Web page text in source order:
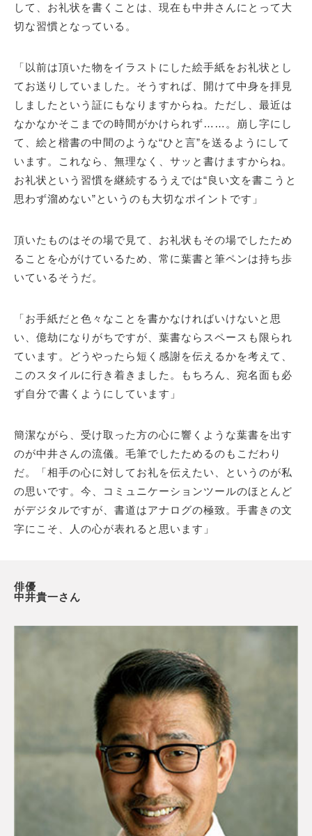
して、お礼状を書くことは、現在も中井さんにとって大
切な習慣となっている。
「以前は頂いた物をイラストにした絵手紙をお礼状とし
てお送りしていました。そうすれば、開けて中身を拝見
しましたという証にもなりますからね。ただし、最近は
なかなかそこまでの時間がかけられず……。崩し字にし
て、絵と楷書の中間のような“ひと言”を送るようにして
います。これなら、無理なく、サッと書けますからね。
お礼状という習慣を継続するうえでは“良い文を書こうと
思わず溜めない”というのも大切なポイントです」
頂いたものはその場で見て、お礼状もその場でしたため
ることを心がけているため、常に葉書と筆ペンは持ち歩
いているそうだ。
「お手紙だと色々なことを書かなければいけないと思
い、億劫になりがちですが、葉書ならスペースも限られ
ています。どうやったら短く感謝を伝えるかを考えて、
このスタイルに行き着きました。もちろん、宛名面も必
ず自分で書くようにしています」
簡潔ながら、受け取った方の心に響くような葉書を出す
のが中井さんの流儀。毛筆でしたためるのもこだわり
だ。「相手の心に対してお礼を伝えたい、というのが私
の思いです。今、コミュニケーションツールのほとんど
がデジタルですが、書道はアナログの極致。手書きの文
字にこそ、人の心が表れると思います」
俳優
中井貴一さん